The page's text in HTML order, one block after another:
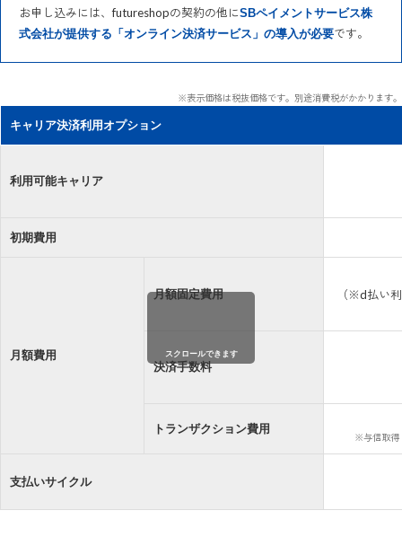
お申し込みには、futureshopの契約の他にSBペイメントサービス株
式会社が提供する「オンライン決済サービス」の導入が必要です。
※表示価格は税抜価格です。別途消費税がかかります。
キャリア決済利用オプション
利用可能キャリア
初期費用
月額費用
月額固定費用 （※d払い
決済手数料
トランザクション費用
※与信取得
支払いサイクル
スクロールできます